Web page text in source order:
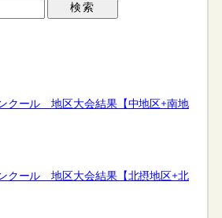
検索
クール 地区大会結果【中地区+南地
クール 地区大会結果【北摂地区+北